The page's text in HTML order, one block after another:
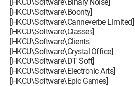
[HKCU\Software\Binary Noise]
[HKCU\Software\Boonty]
[HKCU\Software\Canneverbe Limited]
[HKCU\Software\Classes]
[HKCU\Software\Clients]
[HKCU\Software\Crystal Office]
[HKCU\Software\DT Soft]
[HKCU\Software\Electronic Arts]
[HKCU\Software\Epic Games]